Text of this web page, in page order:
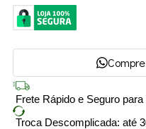
Frete Rápido e Seguro
Troca Descomplicada: até